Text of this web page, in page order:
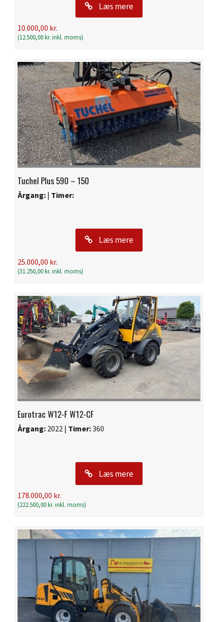
Læs mere
10.000,00 kr.
(12.500,00kr. inkl. moms)
Tuchel Plus 590 – 150
Årgang: | Timer:
Læs mere
25.000,00 kr.
(31.250,00kr. inkl. moms)
Eurotrac W12-F W12-CF
Årgang: 2022 | Timer:360
Læs mere
178.000,00 kr.
(222.500,00kr. inkl. moms)